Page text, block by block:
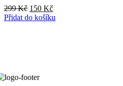
299Kč Původní
cena
150 KčAktuální
cena
Přidat do košíku